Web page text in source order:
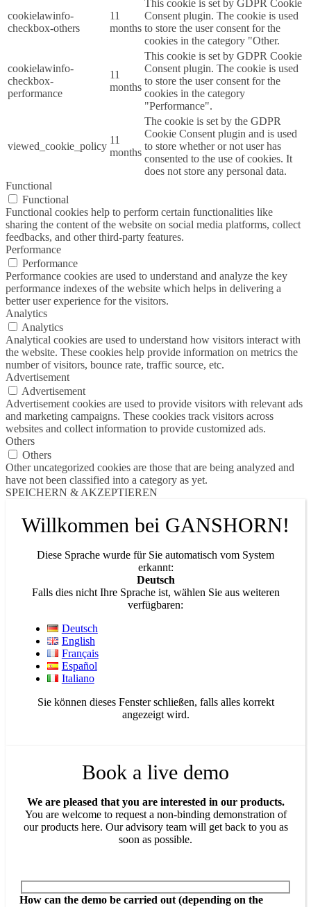
cookielawinfo-
checkbox-others
11
months
This cookie is set by GDPR Cookie
Consent plugin. The cookie is used
to store the user consent for the
cookies in the category "Other.
cookielawinfo-
checkbox-
performance
11
months
This cookie is set by GDPR Cookie
Consent plugin. The cookie is used
to store the user consent for the
cookies in the category
"Performance".
viewed_cookie_policy
11
months
The cookie is set by the GDPR
Cookie Consent plugin and is used
to store whether or not user has
consented to the use of cookies. It
does not store any personal data.
Functional
Functional
Functional cookies help to perform certain functionalities like
sharing the content of the website on social media platforms, collect
feedbacks, and other third-party features.
Performance
Performance
Performance cookies are used to understand and analyze the key
performance indexes of the website which helps in delivering a
better user experience for the visitors.
Analytics
Analytics
Analytical cookies are used to understand how visitors interact with
the website. These cookies help provide information on metrics the
number of visitors, bounce rate, traffic source, etc.
Advertisement
Advertisement
Advertisement cookies are used to provide visitors with relevant ads
and marketing campaigns. These cookies track visitors across
websites and collect information to provide customized ads.
Others
Others
Other uncategorized cookies are those that are being analyzed and
have not been classified into a category as yet.
SPEICHERN & AKZEPTIEREN
Willkommen bei GANSHORN!
Diese Sprache wurde für Sie automatisch vom System
erkannt:
Deutsch
Falls dies nicht Ihre Sprache ist, wählen Sie aus weiteren
verfügbaren:
Deutsch
English
Français
Español
Italiano
Sie können dieses Fenster schließen, falls alles korrekt
angezeigt wird.
Book a live demo
We are pleased that you are interested in our products.
You are welcome to request a non-binding demonstration of
our products here. Our advisory team will get back to you as
soon as possible.
How can the demo be carried out (depending on the